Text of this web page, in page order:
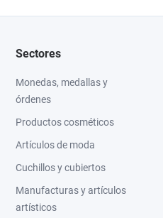
Sectores
Monedas, medallas y
órdenes
Productos cosméticos
Artículos de moda
Cuchillos y cubiertos
Manufacturas y artículos
artísticos